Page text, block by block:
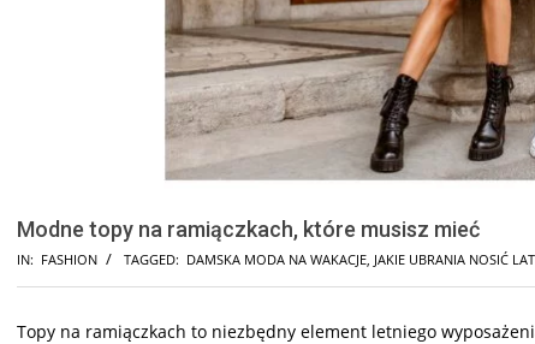
Modne topy na ramiączkach, które musisz mieć
IN: FASHION TAGGED: DAMSKA MODA NA WAKACJE JAKIE UBRANIA NOSIĆ
Topy na ramiączkach to niezbędny element letniego